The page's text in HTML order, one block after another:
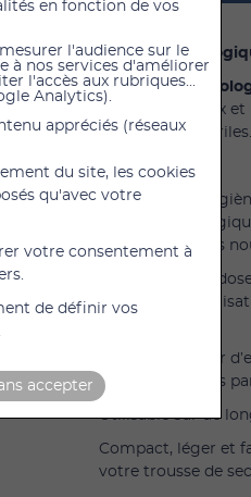
Sérum
Le sérum
douceur les yeux
pratiques et stériles.
Description
Conçu pour
sérum
sécurité pour les
Présenté en
garantit une
Fabriqué à partir
solution est sans
Utilisable sur de
Compact, léger et
votre trousse de
en fonction de vos
l'audience sur le
à nos services d'améliorer
l'accès aux rubriques...
Analytics).
appréciés (réseaux
du site, les cookies
qu'avec votre
votre consentement à
de définir vos
accepter